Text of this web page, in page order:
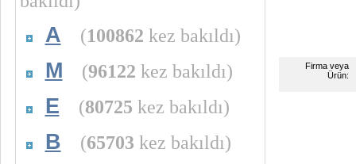
A (100862 kez bakıldı)
M (96122 kez bakıldı)
E (80725 kez bakıldı)
B (65703 kez bakıldı)
Firma veya
Ürün: